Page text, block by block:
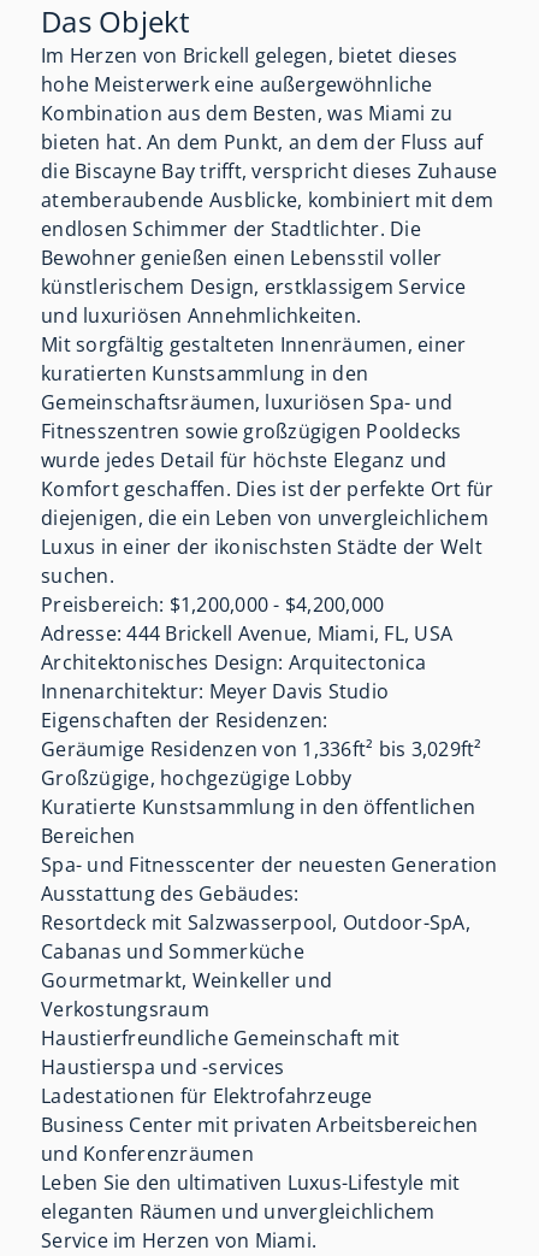
Das Objekt
Im Herzen von Brickell gelegen, bietet dieses
hohe Meisterwerk eine außergewöhnliche
Kombination aus dem Besten, was Miami zu
bieten hat. An dem Punkt, an dem der Fluss auf
die Biscayne Bay trifft, verspricht dieses Zuhause
atemberaubende Ausblicke, kombiniert mit dem
endlosen Schimmer der Stadtlichter. Die
Bewohner genießen einen Lebensstil voller
künstlerischem Design, erstklassigem Service
und luxuriösen Annehmlichkeiten.
Mit sorgfältig gestalteten Innenräumen, einer
kuratierten Kunstsammlung in den
Gemeinschaftsräumen, luxuriösen Spa- und
Fitnesszentren sowie großzügigen Pooldecks
wurde jedes Detail für höchste Eleganz und
Komfort geschaffen. Dies ist der perfekte Ort für
diejenigen, die ein Leben von unvergleichlichem
Luxus in einer der ikonischsten Städte der Welt
suchen.
Preisbereich: $1,200,000 - $4,200,000
Adresse: 444 Brickell Avenue, Miami, FL, USA
Architektonisches Design: Arquitectonica
Innenarchitektur: Meyer Davis Studio
Eigenschaften der Residenzen:
Geräumige Residenzen von 1,336ft² bis 3,029ft²
Großzügige, hochgezügige Lobby
Kuratierte Kunstsammlung in den öffentlichen
Bereichen
Spa- und Fitnesscenter der neuesten Generation
Ausstattung des Gebäudes:
Resortdeck mit Salzwasserpool, Outdoor-SpA,
Cabanas und Sommerküche
Gourmetmarkt, Weinkeller und
Verkostungsraum
Haustierfreundliche Gemeinschaft mit
Haustierspa und -services
Ladestationen für Elektrofahrzeuge
Business Center mit privaten Arbeitsbereichen
und Konferenzräumen
Leben Sie den ultimativen Luxus-Lifestyle mit
eleganten Räumen und unvergleichlichem
Service im Herzen von Miami.